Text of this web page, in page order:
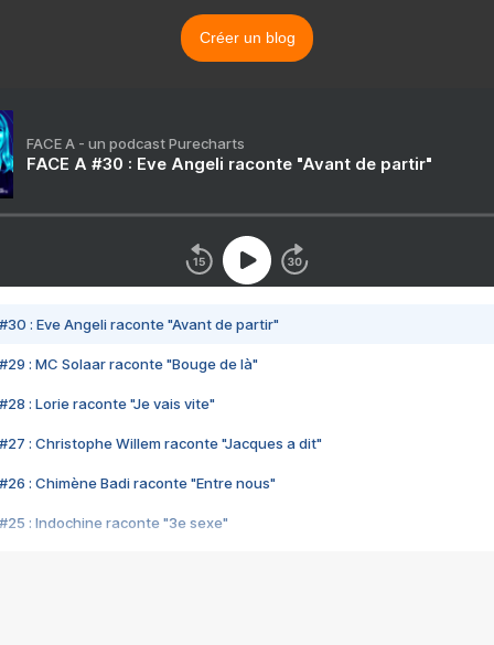
Créer un blog
FACE A - un podcast Purecharts
FACE A #30 : Eve Angeli raconte "Avant de partir"
#30 : Eve Angeli raconte "Avant de partir"
#29 : MC Solaar raconte "Bouge de là"
#28 : Lorie raconte "Je vais vite"
#27 : Christophe Willem raconte "Jacques a dit"
#26 : Chimène Badi raconte "Entre nous"
#25 : Indochine raconte "3e sexe"